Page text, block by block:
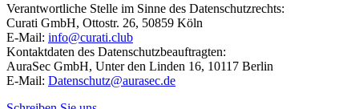
Verantwortliche Stelle im Sinne des Datenschutzrechts:
Curati GmbH, Ottostr. 26, 50859 Köln
E-Mail: info@curati.club
Kontaktdaten des Datenschutzbeauftragten:
AuraSec GmbH, Unter den Linden 16, 10117 Berlin
E-Mail: Datenschutz@aurasec.de